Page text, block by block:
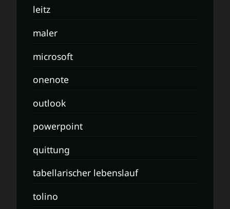
leitz
maler
microsoft
onenote
outlook
powerpoint
quittung
tabellarischer lebenslauf
tolino